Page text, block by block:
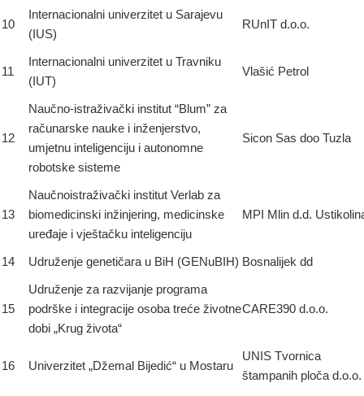
10
Internacionalni univerzitet u Sarajevu
(IUS)
RUnIT d.o.o.
11
Internacionalni univerzitet u Travniku
(IUT)
Vlašić Petrol
12
Naučno-istraživački institut “Blum” za
računarske nauke i inženjerstvo,
umjetnu inteligenciju i autonomne
robotske sisteme
Sicon Sas doo Tuzla
13
Naučnoistraživački institut Verlab za
biomedicinski inžinjering, medicinske
uređaje i vještačku inteligenciju
MPI Mlin d.d.
14 Udruženje genetičara u BiH (GENuBIH) Bosnalijek dd
15
Udruženje za razvijanje programa
podrške i integracije osoba treće životne
dobi „Krug života“
CARE390 d.o.o.
16 Univerzitet „Džemal Bijedić“ u Mostaru
UNIS Tvornica
štampanih ploča d.o.o.